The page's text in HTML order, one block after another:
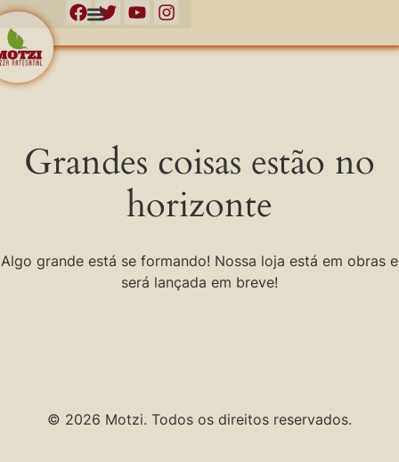
Grandes coisas estão no
horizonte
Algo grande está se formando! Nossa loja está em obras e
será lançada em breve!
© 2026 Motzi. Todos os direitos reservados.